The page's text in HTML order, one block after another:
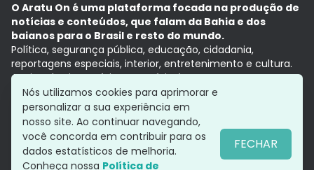
O Aratu On é uma plataforma focada na produção de
notícias e conteúdos, que falam da Bahia e dos
baianos para o Brasil e resto do mundo.
Política, segurança pública, educação, cidadania,
reportagens especiais, interior, entretenimento e cultura.
Aqui, tudo vira notícia e a notícia é no tempo presente,
com a credibilidade do Grupo Aratu.
Grupo Aratu
Política de privacidade
Siga-nos
Nós utilizamos cookies para aprimorar e
personalizar a sua experiência em
nosso site. Ao continuar navegando,
você concorda em contribuir para os
dados estatísticos de melhoria.
Conheça nossa Política de
FECHAR